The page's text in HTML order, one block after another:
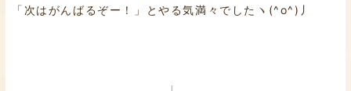
「次はがんばるぞー！」とやる気満々でしたヽ(^o^)丿